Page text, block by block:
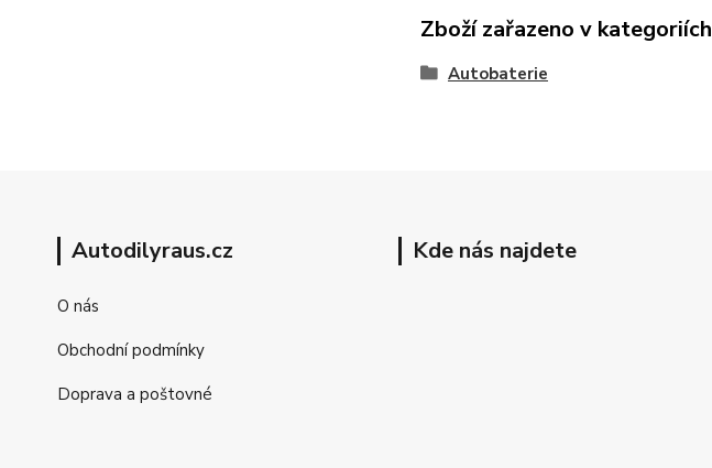
Zboží zařazeno v kategoriích
Autobaterie
Autodilyraus.cz
O nás
Obchodní podmínky
Doprava a poštovné
Kde nás najdete